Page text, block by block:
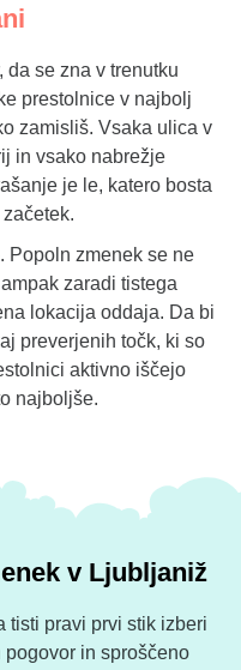
da se zna v trenutku
prestolnice v najbolj
zamisliš. Vsaka ulica v
in vsako nabrežje
je le, katero bosta
Popoln zmenek se ne
zaradi tistega
lokacija oddaja. Da bi
preverjenih točk, ki so
aktivno iščejo
najboljše.
v Ljubljaniž
tisti pravi prvi stik izberi
in sproščeno